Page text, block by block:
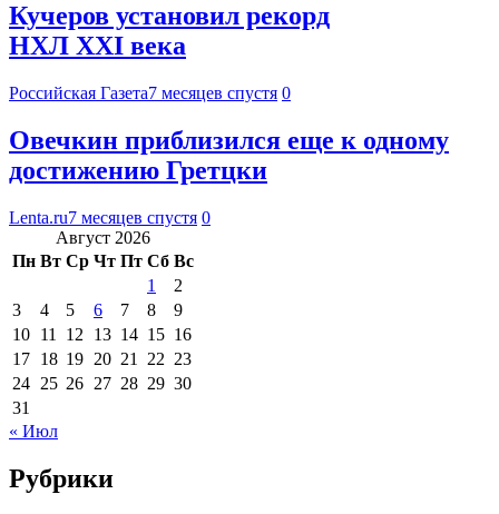
Кучеров установил рекорд
НХЛ XXI века
Российская Газета7 месяцев спустя 0
Овечкин приблизился еще к одному
достижению Гретцки
Lenta.ru7 месяцев спустя 0
Август 2026
Пн Вт Ср Чт Пт Сб Вс
1
2
3
4 5 6 7 8
9
10 11 12 13 14 15 16
17 18 19 20 21 22 23
24 25 26 27 28 29 30
31
« Июл
Рубрики